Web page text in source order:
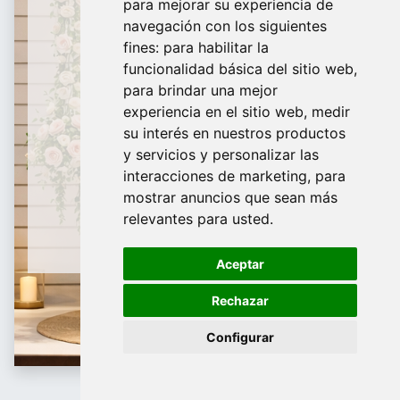
para mejorar su experiencia de
navegación con los siguientes
fines: para habilitar la
funcionalidad básica del sitio web,
para brindar una mejor
experiencia en el sitio web, medir
su interés en nuestros productos
y servicios y personalizar las
interacciones de marketing, para
mostrar anuncios que sean más
relevantes para usted.
Aceptar
Rechazar
Configurar
De domingo a Viernes
¿Te ayudamos?
688 097 373​
info@tridecor.net
Contáctanos
Panneau à lamelles et accessoires